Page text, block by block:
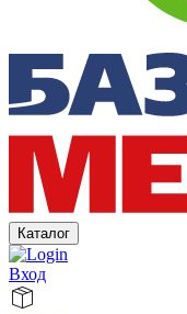
Каталог
Вход